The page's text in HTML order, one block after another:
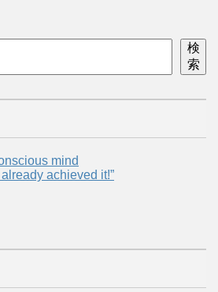
検
索
mind
achieved it!”